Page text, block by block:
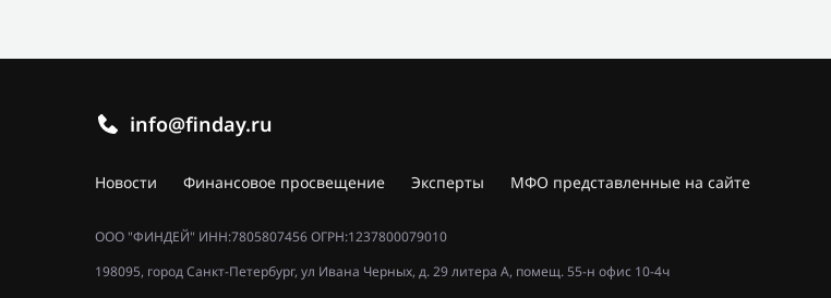
info@finday.ru
Новости Финансовое просвещение Эксперты МФО представленные на сайте
ООО "ФИНДЕЙ" ИНН:7805807456 ОГРН:1237800079010
198095, город Санкт-Петербург, ул Ивана Черных, д. 29 литера А, помещ. 55-н офис 10-4ч